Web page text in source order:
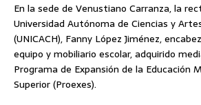
En la sede de Venustiano Carranza, la
Universidad Autónoma de Ciencias y
(UNICACH), Fanny López Jiménez,
equipo y mobiliario escolar, adquirido
Programa de Expansión de la Educación
Superior (Proexes).